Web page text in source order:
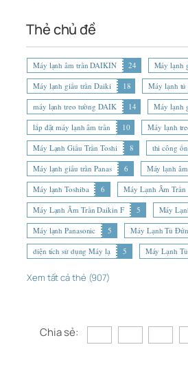
Thẻ chủ đề
Máy lạnh âm trần DAIKIN 24 Máy lạnh
Máy lạnh giấu trần Daiki
18 Máy lạnh
máy lạnh treo tường DAIK
14 Máy lạnh
lắp đặt máy lạnh âm trần
10 Máy lạnh
Máy Lạnh Giấu Trần Toshi
8 thi công
Máy lạnh giấu trần Panas
6 Máy lạnh
Máy lạnh Toshiba
6 Máy Lạnh Âm
Máy Lạnh Âm Trần Daikin F
5 Máy
Máy lạnh Panasonic
5 Máy Lạnh Tủ
diện tích sử dụng Máy lạ
5 Máy Lạnh
Xem tất cả thẻ (907)
Chia sẻ: